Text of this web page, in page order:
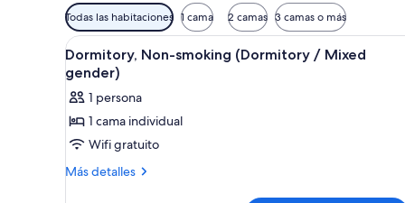
Filtros
disponibles
para
las
habitaciones
Todas las habitaciones 1 cama 2 camas 3 camas o más
Ver
todas
las
fotos
de
Dormitory,
Non-
Un pasillo estrecho con
1
Dormitory, Non-smoking (Dormitory / Mixed
gender)
1 persona
1 cama individual
Wifi gratuito
Más detalles
Más